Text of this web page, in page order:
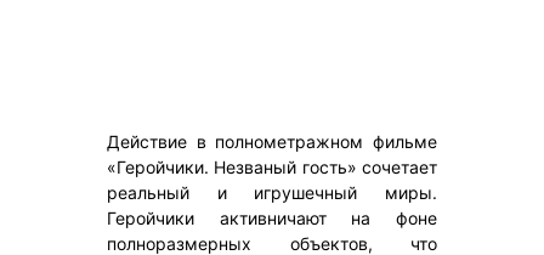
Действие в полнометражном фильме
«Геройчики. Незваный гость» сочетает
реальный и игрушечный миры.
Геройчики активничают на фоне
полноразмерных объектов, что